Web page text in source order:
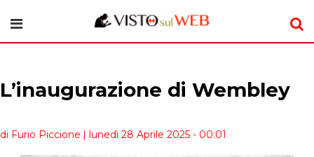
L’inaugurazione di Wembley
di Furio Piccione | lunedì 28 Aprile 2025 - 00:01